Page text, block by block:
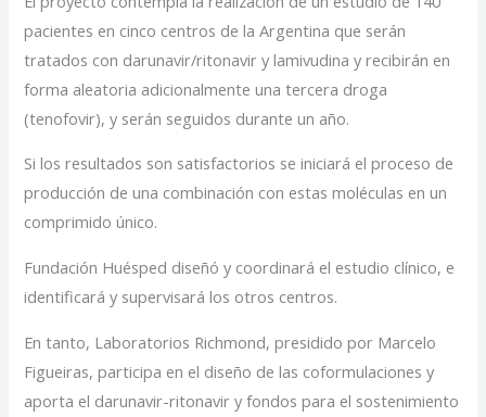
pacientes en cinco centros de la Argentina que serán
tratados con darunavir/ritonavir y lamivudina y recibirán en
forma aleatoria adicionalmente una tercera droga
(tenofovir), y serán seguidos durante un año.
Si los resultados son satisfactorios se iniciará el proceso de
producción de una combinación con estas moléculas en un
comprimido único.
Fundación Huésped diseñó y coordinará el estudio clínico, e
identificará y supervisará los otros centros.
En tanto, Laboratorios Richmond, presidido por Marcelo
Figueiras, participa en el diseño de las coformulaciones y
aporta el darunavir-ritonavir y fondos para el sostenimiento